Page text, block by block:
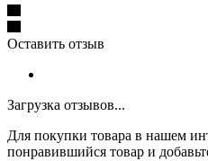
Оставить отзыв
Загрузка отзывов...
Для покупки товара в нашем
понравившийся товар и